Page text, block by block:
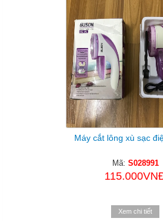
Máy cắt lông xù sạc
Mã: S028991
Xem chi tiết